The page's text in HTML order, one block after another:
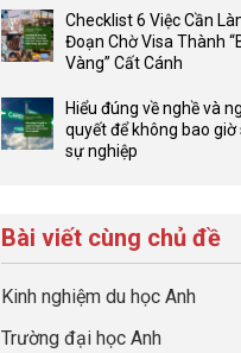
sức
mạnh
của
network
đình
trong
định
nghiệp
Đầu
tư
hướng
nghiệp
sớm:
Chiến
lược
sinh
quả
nhất
của
những
cha
mẹ
có
bình
luận
Đừng
để
con
có
hồ
sơ
học
hoạt
Checklist 6 Việc Cần
Đoạn Chờ Visa Thành
Vàng” Cất Cánh
có
bình
luận
Việc
Cần
Biến
Đoạn
Hiểu đúng về nghề và
quyết để không bao giờ
sự nghiệp
luận
đúng
nghề
Bài viết cùng chủ đề
Kinh nghiệm du học Anh
Trường đại học Anh